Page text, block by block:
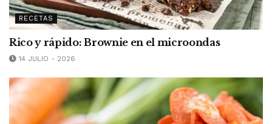
RECETAS
Rico y rápido: Brownie en el microondas
14 JULIO - 2026